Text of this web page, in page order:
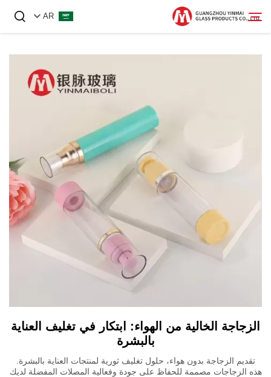
AR
الزجاجة الخالية من الهواء: ابتكار في تغليف العناية
بالبشرة
تقديم الزجاجة بدون هواء، حلول تغليف ثورية لمنتجات العناية بالبشرة.
هذه الزجاجات مصممة للحفاظ على جودة وفعالية المصلات المفضلة لديك